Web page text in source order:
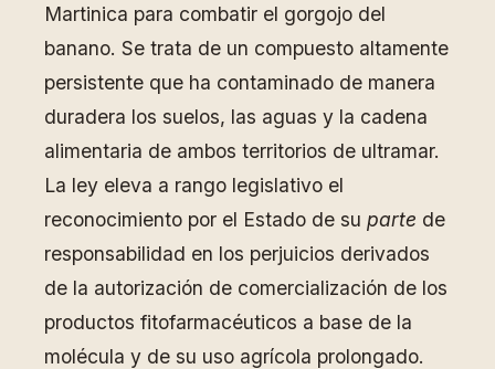
Martinica para combatir el gorgojo del
banano. Se trata de un compuesto altamente
persistente que ha contaminado de manera
duradera los suelos, las aguas y la cadena
alimentaria de ambos territorios de ultramar.
La ley eleva a rango legislativo el
reconocimiento por el Estado de su parte de
responsabilidad en los perjuicios derivados
de la autorización de comercialización de los
productos fitofarmacéuticos a base de la
molécula y de su uso agrícola prolongado.